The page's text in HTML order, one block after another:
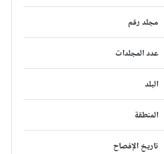
مجلد رقم
عدد المجلدات
البلد
المنطقة
تاريخ الإفصاح